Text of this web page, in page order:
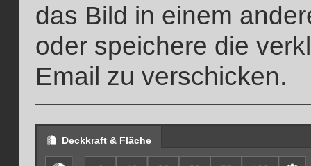
das Bild in einem
oder speichere die
Email zu verschicken.
Deckkraft & Fläche